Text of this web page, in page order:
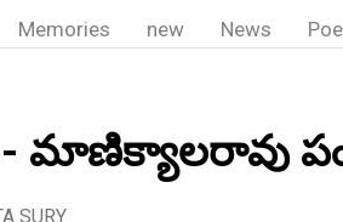
Memories new News
మాణిక్యాలరావు
SURY